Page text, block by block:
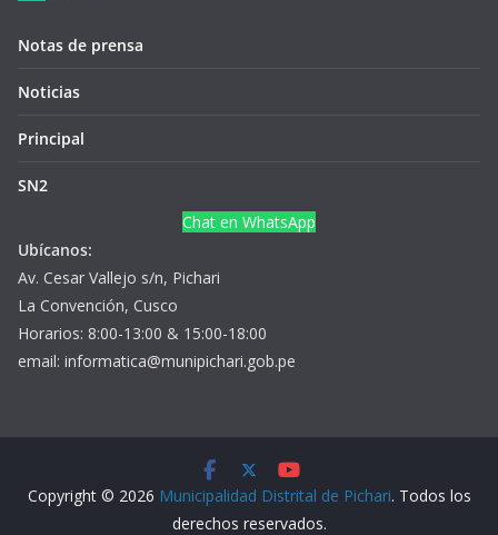
Notas de prensa
Noticias
Principal
SN2
Chat en WhatsApp
Ubícanos:
Av. Cesar Vallejo s/n, Pichari
La Convención, Cusco
Horarios: 8:00-13:00 & 15:00-18:00
email: informatica@munipichari.gob.pe
Copyright © 2026 Municipalidad Distrital de Pichari. Todos los
derechos reservados.